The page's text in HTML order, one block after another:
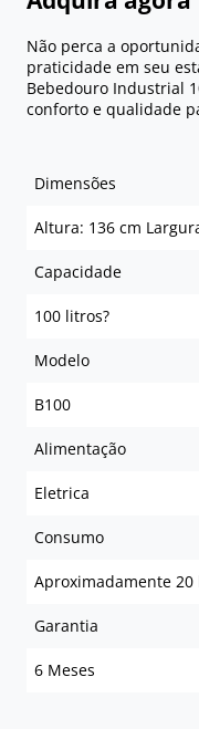
Não perca a
praticidade em seu
Bebedouro Industrial
conforto e qualidade
Dimensões
Altura: 136 cm
Capacidade
100 litros?
Modelo
B100
Alimentação
Eletrica
Consumo
Aproximadamente 20
Garantia
6 Meses